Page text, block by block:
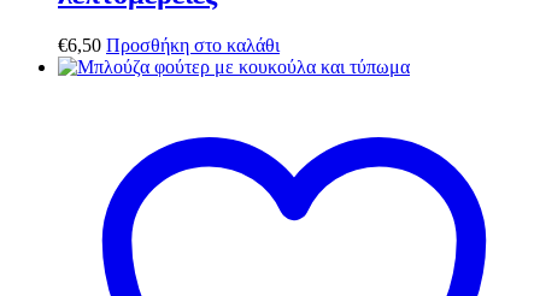
€6,50 Προσθήκη στο καλάθι